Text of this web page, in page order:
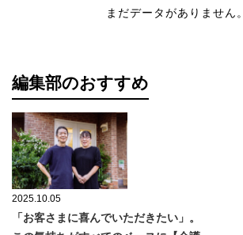
まだデータがありません。
編集部のおすすめ
2025.10.05
「お客さまに喜んでいただきたい」。